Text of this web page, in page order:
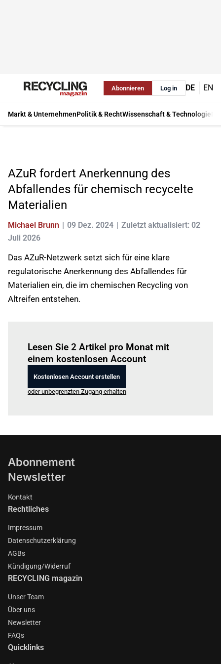
Abonnieren Log in DE EN
Markt & UnternehmenPolitik & RechtWissenschaft & Technologie
AZuR fordert Anerkennung des
Abfallendes für chemisch recycelte
Materialien
Michael Brunn 09 Dez. 2024
Zuletzt aktualisiert: 02
Juli 2026
Das AZuR-Netzwerk setzt sich für eine klare
regulatorische Anerkennung des Abfallendes für
Materialien ein, die im chemischen Recycling von
Altreifen entstehen.
Lesen Sie 2 Artikel pro Monat mit
einem kostenlosen Account
Kostenlosen Account erstellen
oder unbegrenzten Zugang erhalten
Abonnement
Newsletter
Kontakt
Rechtliches
Impressum
Datenschutzerklärung
AGBs
Kündigung/Widerruf
RECYCLING magazin
Unser Team
Über uns
Newsletter
FAQs
Quicklinks